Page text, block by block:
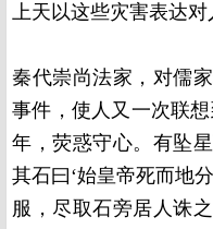
上天以这些灾害表达对
秦代崇尚法家，对儒
事件，使人又一次联
年，荧惑守心。有坠
其石曰‘始皇帝死而地
服，尽取石旁居人诛